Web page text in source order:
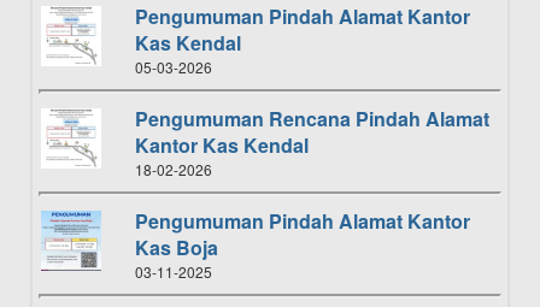
Pengumuman Pindah Alamat Kantor
Kas Kendal
05-03-2026
Pengumuman Rencana Pindah Alamat
Kantor Kas Kendal
18-02-2026
Pengumuman Pindah Alamat Kantor
Kas Boja
03-11-2025